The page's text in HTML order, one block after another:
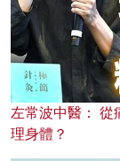
左常波中醫： 從
理身體？